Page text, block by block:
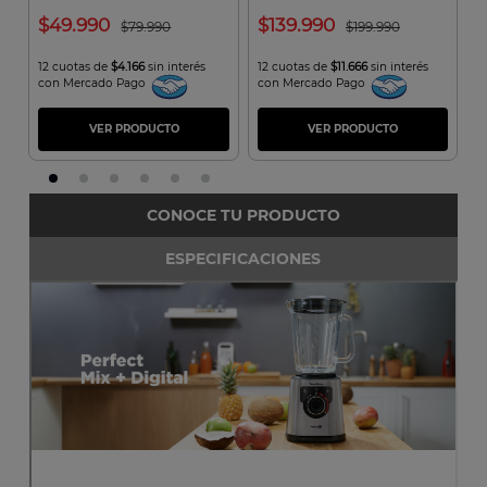
49.990 79.990
12 cuotas de$4.166sin interés
con Mercado Pago
VER PRODUCTO
139.990 199.990
12 cuotas de $11.666sin interés
con Mercado Pago
VER PRODUCTO
CONOCE TU PRODUCTO
ESPECIFICACIONES